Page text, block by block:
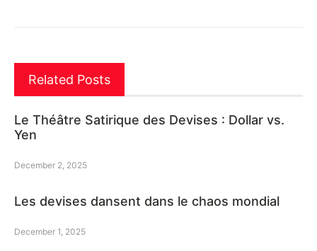
Related Posts
Le Théâtre Satirique des Devises : Dollar vs.
Yen
December 2, 2025
Les devises dansent dans le chaos mondial
December 1, 2025